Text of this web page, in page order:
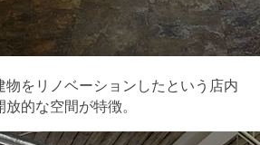
物をリノベーションしたという店内
的な空間が特徴。